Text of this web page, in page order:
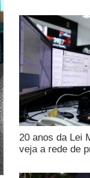
20 anos da Lei
veja a rede de